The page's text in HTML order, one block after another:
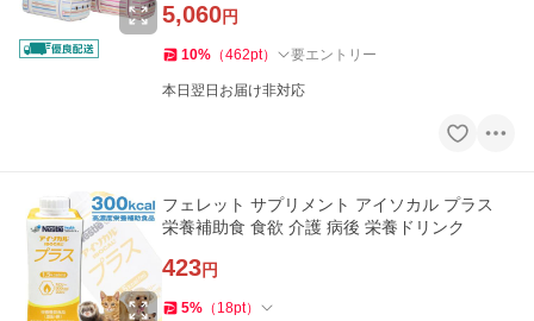
5,060円
10% （462pt） 要エントリー
本日翌日お届け非対応
フェレット サプリメント アイソカル プラス
栄養補助食 食欲 介護 病後 栄養ドリンク
423円
5% （ 18pt）